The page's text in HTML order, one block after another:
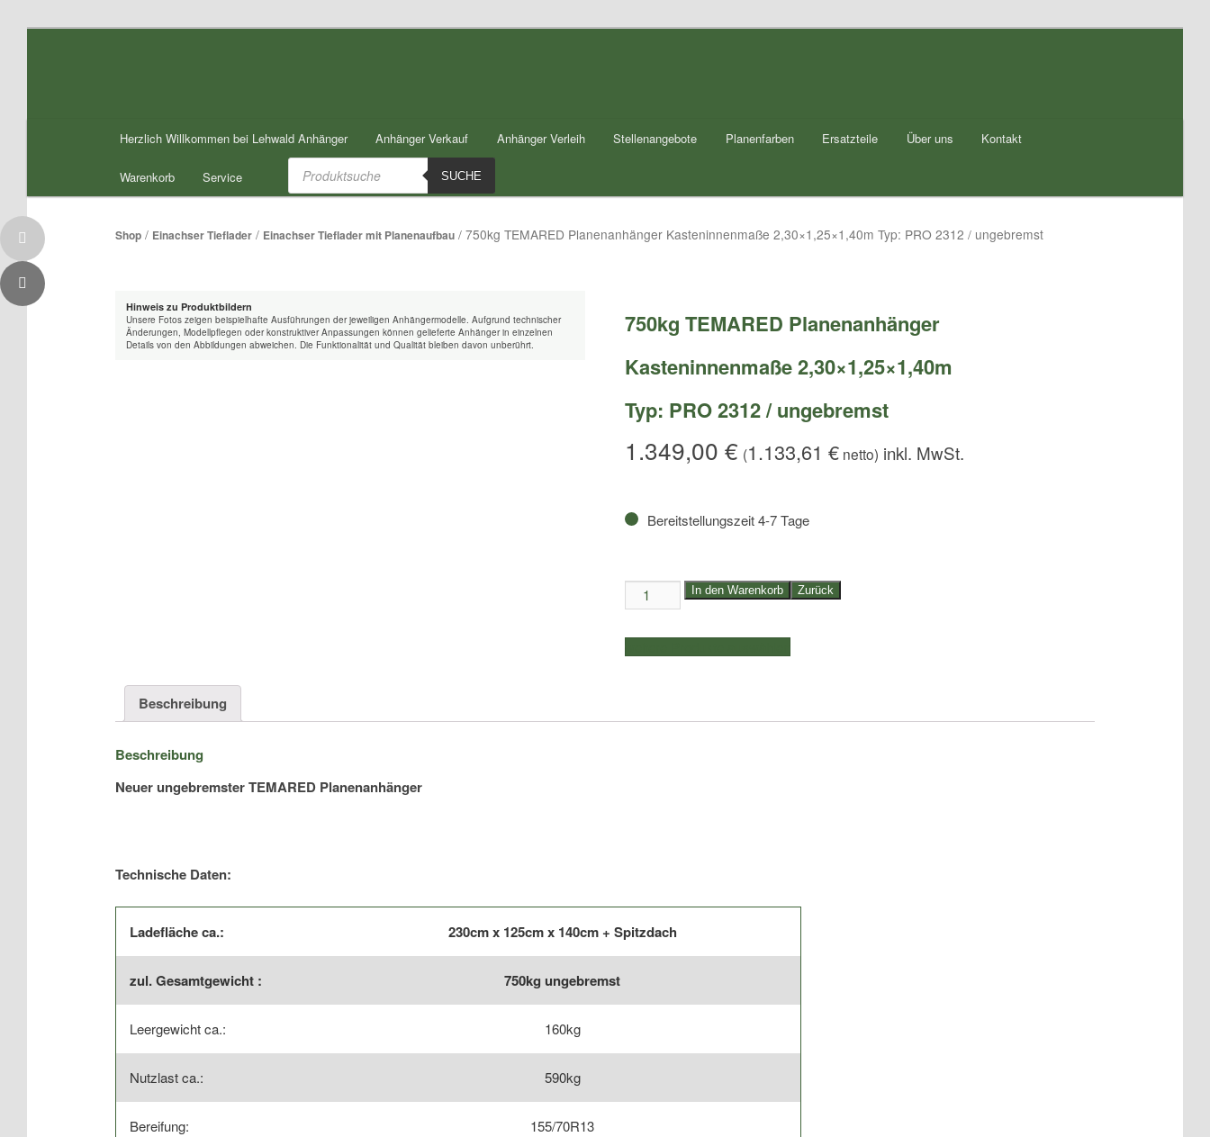
Herzlich Willkommen bei Lehwald Anhänger Anhänger Verkauf Anhänger Verleih Stellenangebote Planenfarben Ersatzteile Über uns Kontakt
Warenkorb Service
Products
search SUCHE
Shop/ Einachser Tieflader/ Einachser Tieflader mit Planenaufbau/ 750kg TEMARED Planenanhänger Kasteninnenmaße 2,30×1,25×1,40m Typ: PRO 2312 / ungebremst
Hinweis zu Produktbildern
Unsere Fotos zeigen beispielhafte Ausführungen der jeweiligen Anhängermodelle. Aufgrund technischer
Änderungen, Modellpflegen oder konstruktiver Anpassungen können gelieferte Anhänger in einzelnen
Details von den Abbildungen abweichen. Die Funktionalität und Qualität bleiben davon unberührt.
750kg TEMARED Planenanhänger
Kasteninnenmaße 2,30×1,25×1,40m
Typ: PRO 2312 / ungebremst
1.349,00 € (1.133,61 €netto)
Bereitstellungszeit 4-7 Tage
750kg
TEMARED
Planenanhänger
|
|
In den Warenkorb Zurück
Beschreibung
Beschreibung
Neuer ungebremster TEMARED Planenanhänger
Technische Daten:
Ladefläche ca.: 230cm x 125cm x 140cm + Spitzdach
zul. Gesamtgewicht : 750kg ungebremst
Leergewicht ca.: 160kg
Nutzlast ca.: 590kg
Bereifung: 155/70R13